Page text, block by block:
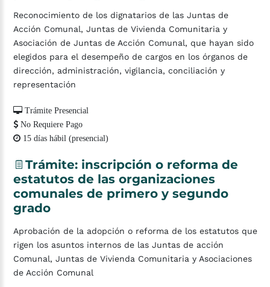
Reconocimiento de los dignatarios de las Juntas de
Acción Comunal, Juntas de Vivienda Comunitaria y
Asociación de Juntas de Acción Comunal, que hayan sido
elegidos para el desempeño de cargos en los órganos de
dirección, administración, vigilancia, conciliación y
representación
Trámite Presencial
No Requiere Pago
15 días hábil (presencial)
Trámite: inscripción o reforma de
estatutos de las organizaciones
comunales de primero y segundo
grado
Aprobación de la adopción o reforma de los estatutos que
rigen los asuntos internos de las Juntas de acción
Comunal, Juntas de Vivienda Comunitaria y Asociaciones
de Acción Comunal